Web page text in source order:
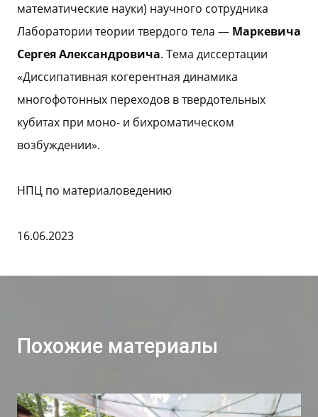
математические науки) научного сотрудника
Лаборатории теории твердого тела — Маркевича
Сергея Александровича. Тема диссертации
«Диссипативная когерентная динамика
многофотонных переходов в твердотельных
кубитах при моно- и бихроматическом
возбуждении».
НПЦ по материаловедению
16.06.2023
Похожие материалы